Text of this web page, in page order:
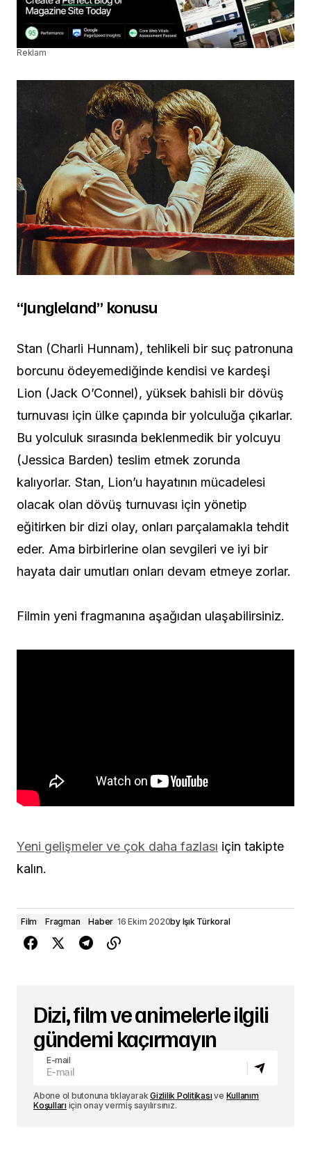
Reklam
“Jungleland” konusu
Stan (Charli Hunnam), tehlikeli bir suç patronuna
borcunu ödeyemediğinde kendisi ve kardeşi
Lion (Jack O’Connel), yüksek bahisli bir dövüş
turnuvası için ülke çapında bir yolculuğa çıkarlar.
Bu yolculuk sırasında beklenmedik bir yolcuyu
(Jessica Barden) teslim etmek zorunda
kalıyorlar. Stan, Lion’u hayatının mücadelesi
olacak olan dövüş turnuvası için yönetip
eğitirken bir dizi olay, onları parçalamakla tehdit
eder. Ama birbirlerine olan sevgileri ve iyi bir
hayata dair umutları onları devam etmeye zorlar.
Filmin yeni fragmanına aşağıdan ulaşabilirsiniz.
Yeni gelişmeler ve çok daha fazlası için takipte
kalın.
Film Fragman Haber 16 Ekim 2020by Işık Türkoral
Dizi, film ve animelerle ilgili
gündemi kaçırmayın
E-mail
Abone ol butonuna tıklayarakGizlilik Politikası ve Kullanım
Koşulları için onay vermiş sayılırsınız.